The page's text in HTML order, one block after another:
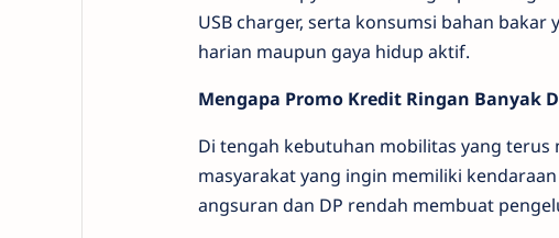
USB charger, serta konsumsi bahan
harian maupun gaya hidup aktif.
Mengapa Promo Kredit Ringan Banyak
Di tengah kebutuhan mobilitas yang
masyarakat yang ingin memiliki
angsuran dan DP rendah membuat